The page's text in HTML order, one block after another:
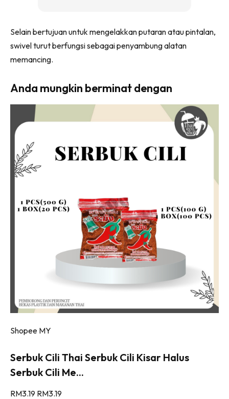
Selain bertujuan untuk mengelakkan putaran atau pintalan,
swivel turut berfungsi sebagai penyambung alatan
memancing.
Anda mungkin berminat dengan
Shopee MY
Serbuk Cili Thai Serbuk Cili Kisar Halus
Serbuk Cili Me...
RM3.19 RM3.19